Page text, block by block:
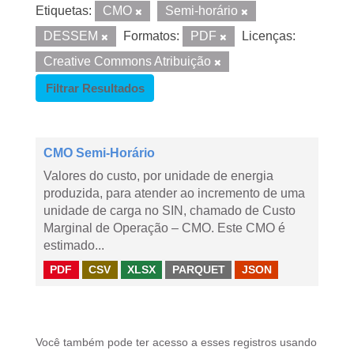
Etiquetas: CMO
Semi-horário
DESSEM
Formatos: PDF
Licenças:
Creative Commons Atribuição
Filtrar Resultados
CMO Semi-Horário
Valores do custo, por unidade de energia
produzida, para atender ao incremento de uma
unidade de carga no SIN, chamado de Custo
Marginal de Operação – CMO. Este CMO é
estimado...
PDF CSV XLSX PARQUET JSON
Você também pode ter acesso a esses registros usando